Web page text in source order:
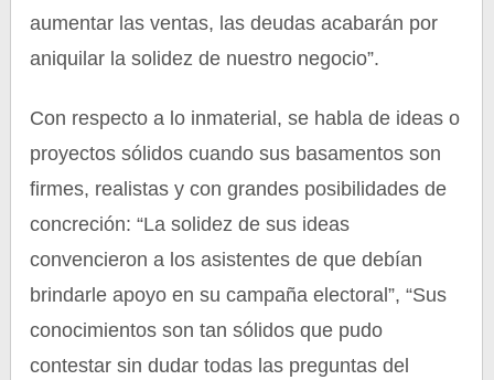
aumentar las ventas, las deudas acabarán por
aniquilar la solidez de nuestro negocio”.
Con respecto a lo inmaterial, se habla de ideas o
proyectos sólidos cuando sus basamentos son
firmes, realistas y con grandes posibilidades de
concreción: “La solidez de sus ideas
convencieron a los asistentes de que debían
brindarle apoyo en su campaña electoral”, “Sus
conocimientos son tan sólidos que pudo
contestar sin dudar todas las preguntas del